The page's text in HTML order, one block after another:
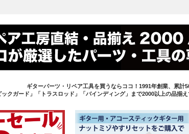
ギターパーツ・リペア工具を買うならココ！1991年創業、累計
クガード」「トラスロッド」「バインディング」まで2000以上の品揃